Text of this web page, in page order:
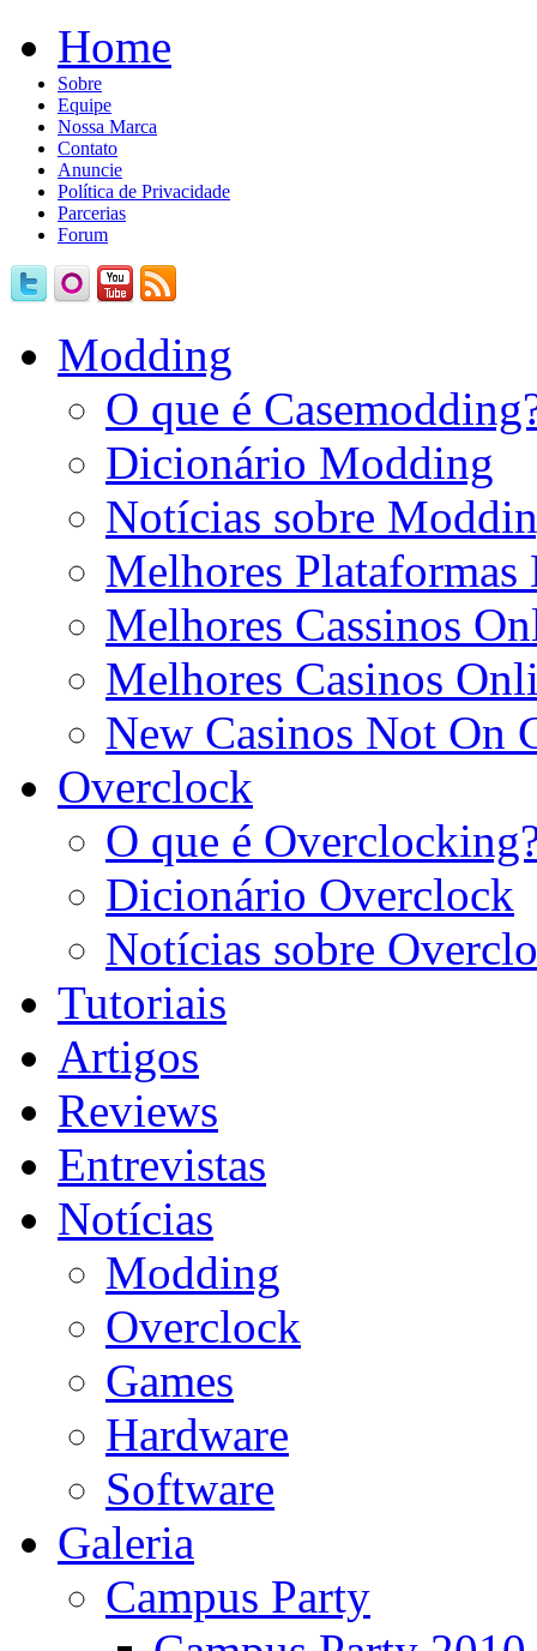
Home
Sobre
Equipe
Nossa Marca
Contato
Anuncie
Política de Privacidade
Parcerias
Forum
Modding
O que é
Dicionário Modding
Notícias sobre
Melhores Plataformas
Melhores Cassinos
Melhores Casinos
New Casinos Not On
Overclock
O que é
Dicionário Overclock
Notícias sobre
Tutoriais
Artigos
Reviews
Entrevistas
Notícias
Modding
Overclock
Games
Hardware
Software
Galeria
Campus Party